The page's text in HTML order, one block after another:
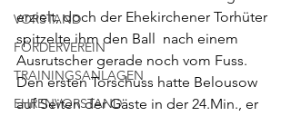
VORSTAND
FÖRDERVEREIN
TRAININGSANLAGEN
EHRENVORSTAND
erzielt, doch der Ehekirchener Torhüter
spitzelte ihm den Ball  nach einem
Ausrutscher gerade noch vom Fuss.
Den ersten Torschuss hatte Belousow
auf Seiten der Gäste in der 24.Min., er